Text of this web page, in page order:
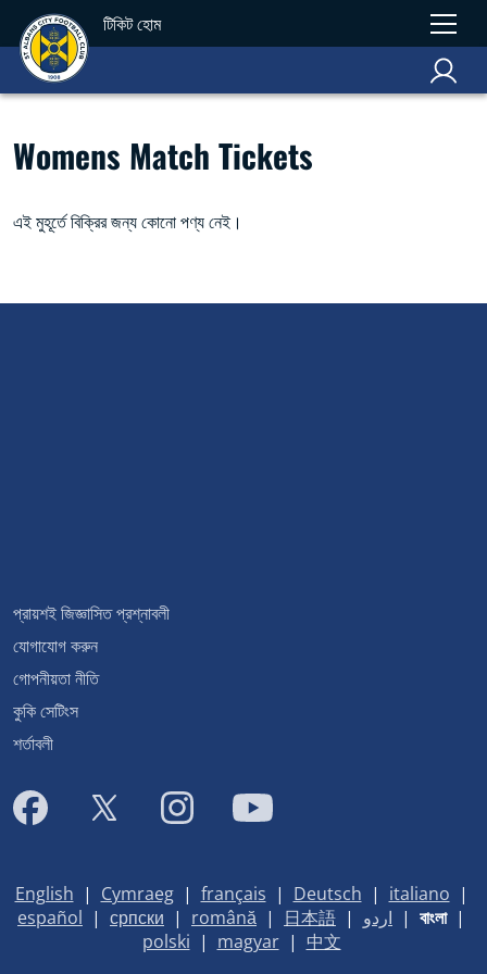
টিকিট হোম
Womens Match Tickets
এই মুহূর্তে বিক্রির জন্য কোনো পণ্য নেই।
প্রায়শই জিজ্ঞাসিত প্রশ্নাবলী
যোগাযোগ করুন
গোপনীয়তা নীতি
কুকি সেটিংস
শর্তাবলী
English | Cymraeg| français | Deutsch | italiano |
español | српски | română | 日本語 | اردو | বাংলা|
polski | magyar| 中文